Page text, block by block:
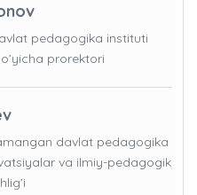
pedagogika instituti
prorektori
davlat pedagogika
va ilmiy-pedagogik